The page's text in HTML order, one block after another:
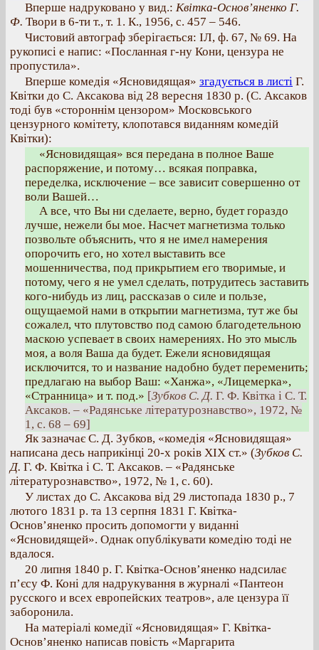
Вперше надруковано у вид.: Квітка-Основ’яненко Г.
Ф. Твори в 6-ти т., т. 1. К., 1956, с. 457 – 546.
Чистовий автограф зберігається: ІЛ, ф. 67, № 69. На
рукописі е напис: «Посланная г-ну Кони, цензура не
пропустила».
Вперше комедія «Ясновидящая» згадується в листі Г.
Квітки до С. Аксакова від 28 вересня 1830 р. (С. Аксаков
тоді був «стороннім цензором» Московського
цензурного комітету, клопотався виданням комедій
Квітки):
«Ясновидящая» вся передана в полное Ваше
распоряжение, и потому… всякая поправка,
переделка, исключение – все зависит совершенно от
воли Вашей…
А все, что Вы ни сделаете, верно, будет гораздо
лучше, нежели бы мое. Насчет магнетизма только
позвольте объяснить, что я не имел намерения
опорочить его, но хотел выставить все
мошенничества, под прикрытием его творимые, и
потому, чего я не умел сделать, потрудитесь заставить
кого-нибудь из лиц, рассказав о силе и пользе,
ощущаемой нами в открытии магнетизма, тут же бы
сожалел, что плутовство под самою благодетельною
маскою успевает в своих намерениях. Но это мысль
моя, а воля Ваша да будет. Ежели ясновидящая
исключится, то и название надобно будет переменить;
предлагаю на выбор Ваш: «Ханжа», «Лицемерка»,
«Странница» и т. под.» [Зубков С. Д. Г. Ф. Квітка і С. Т.
Аксаков. – «Радянське літературознавство», 1972, №
1, с. 68 – 69]
Як зазначає С. Д. Зубков, «комедія «Ясновидящая»
написана десь наприкінці 20-х років XIX ст.» (Зубков С.
Д. Г. Ф. Квітка і С. Т. Аксаков. – «Радянське
літературознавство», 1972, № 1, с. 60).
У листах до С. Аксакова від 29 листопада 1830 р., 7
лютого 1831 р. та 13 серпня 1831 Г. Квітка-
Основ’яненко просить допомогти у виданні
«Ясновидящей». Однак опублікувати комедію тоді не
вдалося.
20 липня 1840 р. Г. Квітка-Основ’яненко надсилає
п’єсу Ф. Коні для надрукування в журналі «Пантеон
русского и всех европейских театров», але цензура її
заборонила.
На матеріалі комедії «Ясновидящая» Г. Квітка-
Основ’яненко написав повість «Маргарита